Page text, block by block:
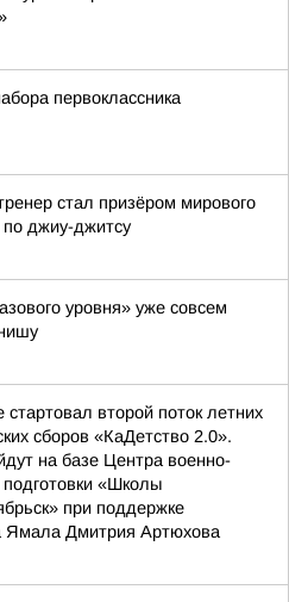
первоклассника
стал призёром мирового
джиу-джитсу
уровня» уже совсем
стартовал второй поток летних
сборов «КаДетство 2.0».
на базе Центра военно-
подготовки «Школы
при поддержке
Ямала Дмитрия Артюхова